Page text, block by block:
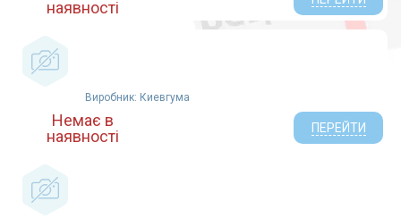
наявності
Виробник: Киевгума
Немає в
наявності
ПЕРЕЙТИ